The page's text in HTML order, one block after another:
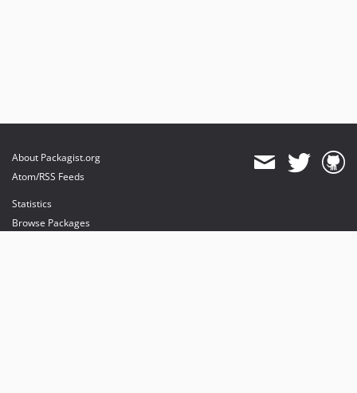
About Packagist.org
Atom/RSS Feeds
Statistics
Browse Packages